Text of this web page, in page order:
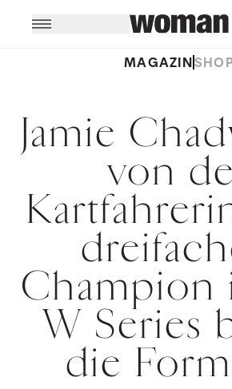
MAGAZINSHOP
Jamie
von
Champion
W Series
die